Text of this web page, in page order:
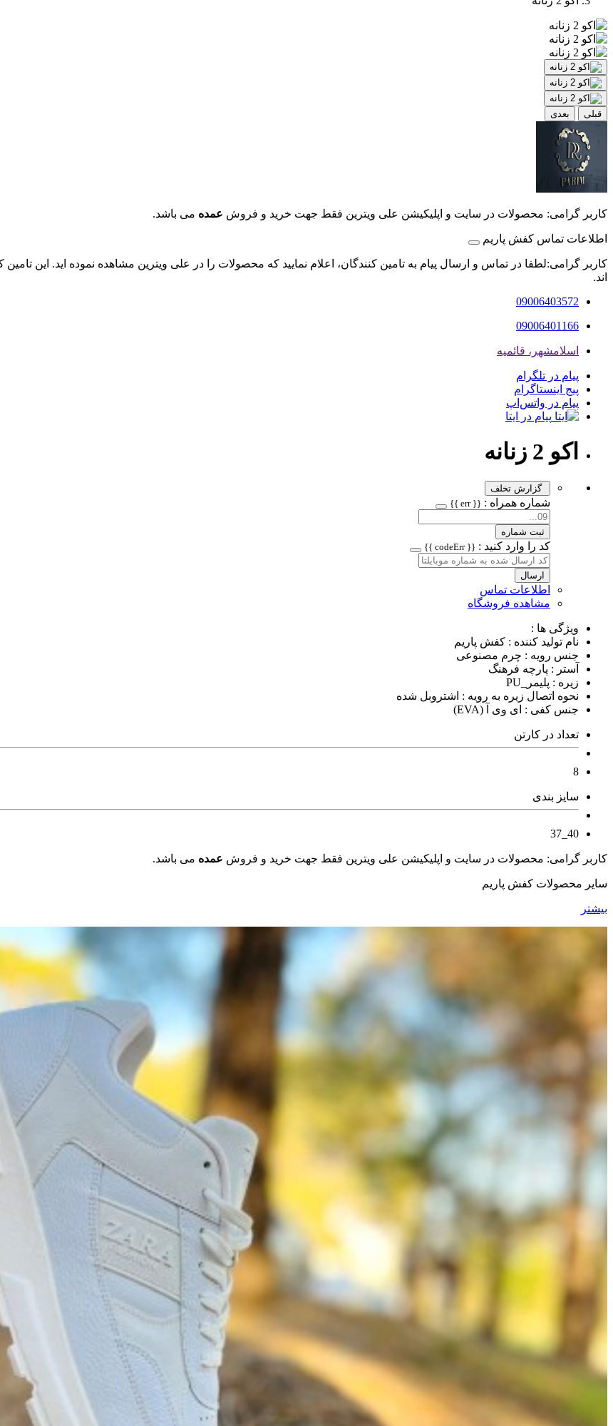
قبلی بعدی
کاربر گرامی: محصولات در سایت و اپلیکیشن علی ویترین فقط جهت خرید و فروش عمده می باشد.
اطلاعات تماس کفش پاریم
کاربر گرامی:لطفا در تماس و ارسال پیام به تامین کنندگان، اعلام نمایید که محصولات را در علی ویترین مشاهده نموده اید. این
اند.
09006403572
09006401166
اسلامشهر، قائمیه
پیام در تلگرام
پیج اینستاگرام
پیام در واتس‌اپ
پیام در ایتا
اکو 2 زنانه
گزارش تخلف
شماره همراه : {{ err }}
ثبت شماره
کد را وارد کنید : {{ codeErr }}
ارسال
اطلاعات تماس
مشاهده فروشگاه
ویژگی ها :
نام تولید کننده : کفش پاریم
جنس رویه : چرم مصنوعی
آستر : پارچه فرهنگ
زیره : پلیمر_PU
نحوه اتصال زیره به رویه : اشتروبل شده
جنس کفی : ای وی آ (EVA)
تعداد در کارتن
8
سایز بندی
40_37
کاربر گرامی: محصولات در سایت و اپلیکیشن علی ویترین فقط جهت خرید و فروش عمده می باشد.
سایر محصولات کفش پاریم
بیشتر